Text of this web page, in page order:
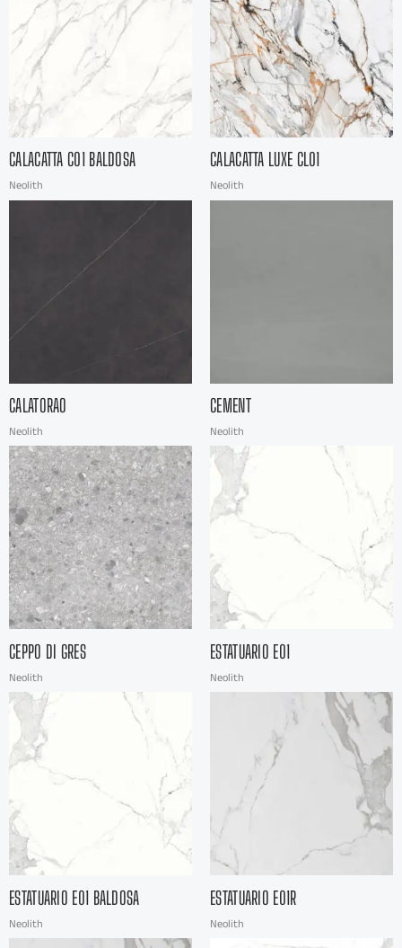
CALACATTA C01 BALDOSA
Neolith
CALACATTA LUXE CL01
Neolith
CALATORAO
Neolith
CEMENT
Neolith
CEPPO DI GRES
Neolith
ESTATUARIO E01
Neolith
ESTATUARIO E01 BALDOSA
Neolith
ESTATUARIO E01R
Neolith